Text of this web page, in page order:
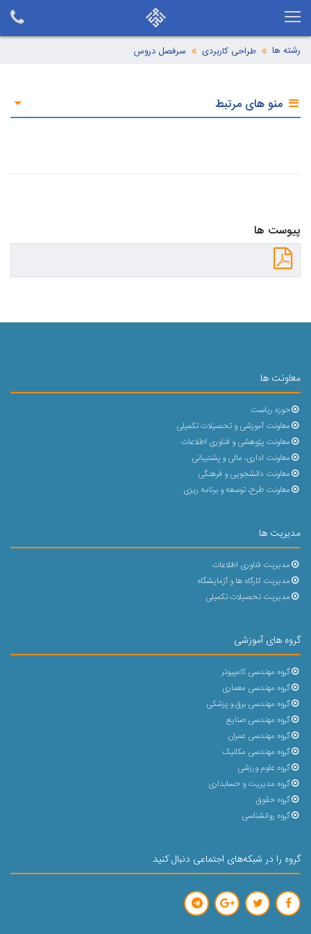
رشته ها طراحی کاربردی سرفصل دروس
منو های مرتبط
پیوست ها
معاونت ها
حوزه ریاست
معاونت آموزشی و تحصیلات تکمیلی
معاونت پژوهشی و فناوری اطلاعات
معاونت اداری، مالی و پشتیبانی
معاونت دانشجویی و فرهنگی
معاونت طرح، توسعه و برنامه ریزی
مدیریت ها
مدیریت فناوری اطلاعات
مدیریت کارگاه ها و آزمایشگاه
مدیریت تحصیلات تکمیلی
گروه های آموزشی
گروه مهندسی کامپیوتر
گروه مهندسی معماری
گروه مهندسی برق و پزشکی
گروه مهندسی صنایع
گروه مهندسی عمران
گروه مهندسی مکانیک
گروه علوم ورزشی
گروه مدیریت و حسابداری
گروه حقوق
گروه روانشناسی
گروه را در شبکه‌های اجتماعی دنبال کنید